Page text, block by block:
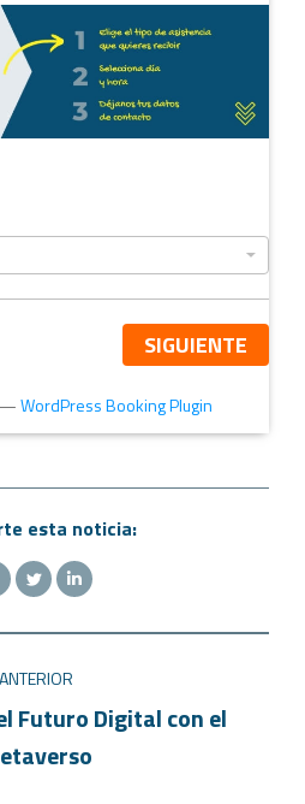
SIGUIENTE
—WordPress Booking Plugin
esta noticia:
ANTERIOR
Futuro Digital con el